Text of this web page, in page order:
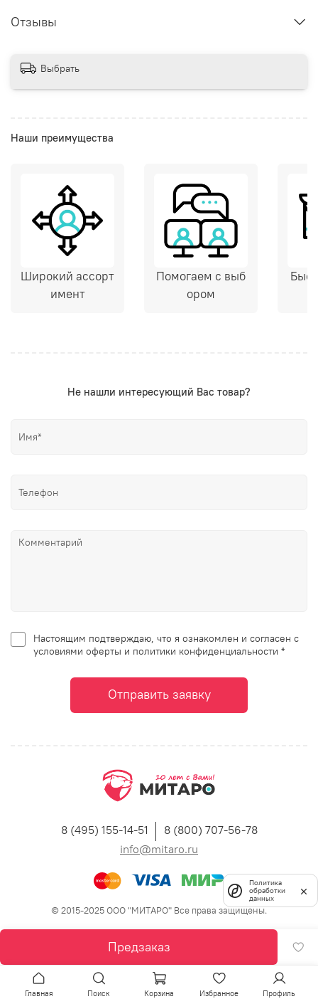
Предзаказ
Отзывы
Выбрать
Наши преимущества
Широкий ассорт
имент
Помогаем с выб
ором
Не нашли интересующий Вас товар?
Настоящим подтверждаю, что я ознакомлен и согласен с
условиями оферты и политики конфиденциальности *
Отправить заявку
8 (495) 155-14-51
8 (800) 707-56-78
info@mitaro.ru
© 2015-2025 ООО "МИТАРО" Все права защищены.
Главная Поиск Корзина Избранное Профиль
Политика
обработки
данных